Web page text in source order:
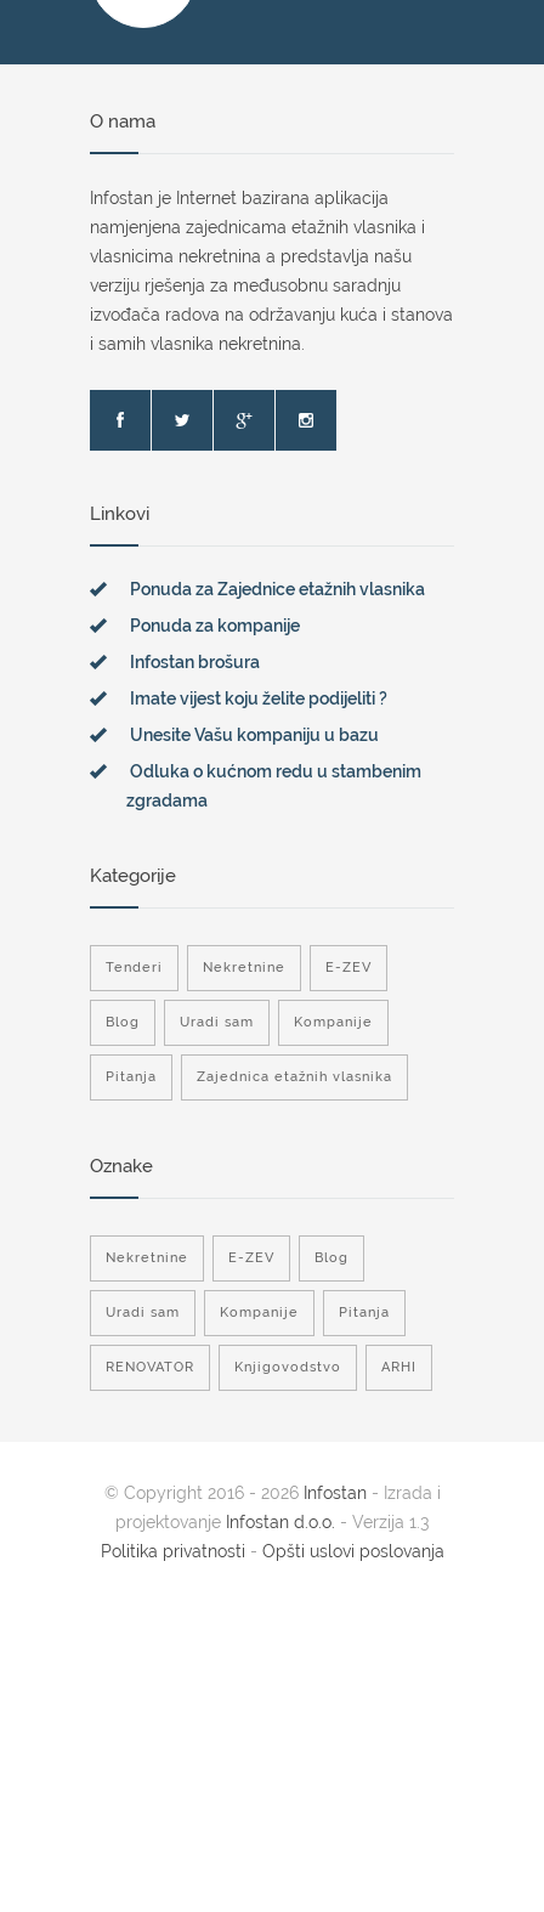
O nama
Infostan je Internet bazirana aplikacija
namjenjena zajednicama etažnih vlasnika i
vlasnicima nekretnina a predstavlja našu
verziju rješenja za međusobnu saradnju
izvođača radova na održavanju kuća i stanova
i samih vlasnika nekretnina.
Linkovi
Ponuda za Zajednice etažnih vlasnika
Ponuda za kompanije
Infostan brošura
Imate vijest koju želite podijeliti ?
Unesite Vašu kompaniju u bazu
Odluka o kućnom redu u stambenim
zgradama
Kategorije
Tenderi Nekretnine E-ZEV
Blog Uradi sam Kompanije
Pitanja Zajednica etažnih vlasnika
Oznake
Nekretnine E-ZEV Blog
Uradi sam Kompanije Pitanja
RENOVATOR Knjigovodstvo ARHI
© Copyright 2016 - 2026 Infostan- Izrada i
projektovanje Infostan d.o.o. - Verzija 1.3
Politika privatnosti - Opšti uslovi poslovanja